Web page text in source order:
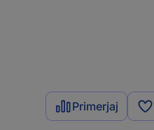
Primerjaj